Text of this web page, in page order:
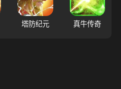
塔防纪元 真牛传奇